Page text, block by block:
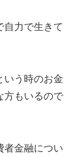
自力で生きて
いう時のお金
方もいるので
者金融につい